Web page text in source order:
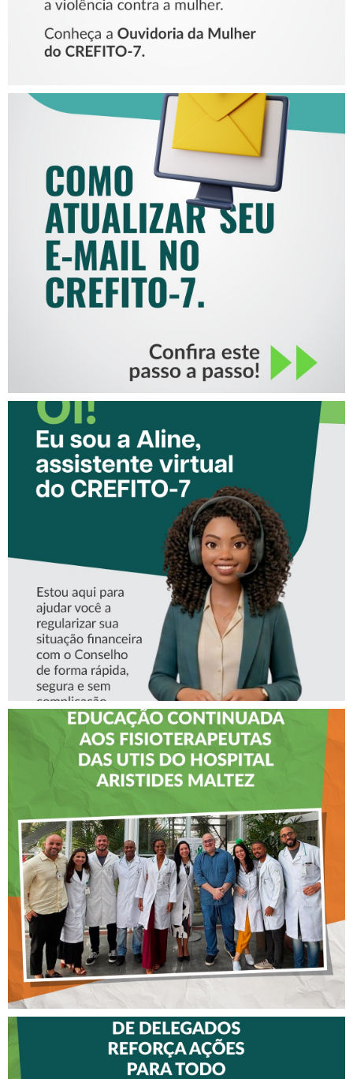
COMO ATUALIZAR SEU E-
MAIL NO CREFITO-7
CONHEÇA A ‘ALINE’,
ASSISTENTE VIRTUAL DO
CREFITO-7
CREFITO-7 LEVA EDUCAÇÃO
CONTINUADA AOS
FISIOTERAPEUTAS DAS UTIs
DO HOSPITAL ARISTIDES
MALTEZ